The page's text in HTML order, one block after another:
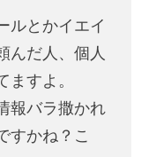
ルとかイエイ
んだ人、個人
すよ。
報バラ撒かれ
すかね？こ